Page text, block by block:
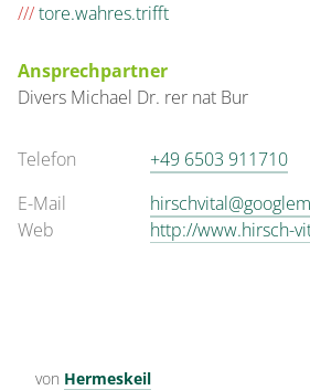
///tore.wahres.trifft
Ansprechpartner
Divers Michael Dr. rer nat Bur
Telefon
+49 6503 911710
E-Mail
Web
http://www.hirsch-
von Hermeskeil